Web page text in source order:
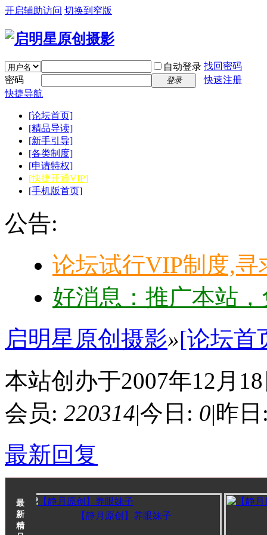
开启辅助访问 切换到窄版
自动登录 找回密码
密码
登录
快速注册
快捷导航
[论坛首页]
[精品导读]
[新手引导]
[各类制度]
[申请特权]
[快捷开通VIP]
[手机版首页]
公告:
论坛试行VIP制度,
好消息：推广本站
启明星原创摄影»[论坛首
本站创办于2007年12月
会员: 220314|今日: 0|昨
最新回复
最
新
精
【静月原创】养眼妹子